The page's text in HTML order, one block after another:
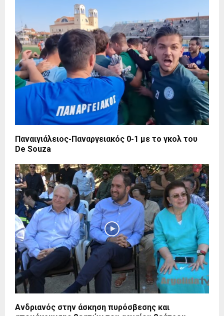
Παναιγιάλειος-Παναργειακός 0-1 με το γκολ του
De Souza
Ανδριανός στην άσκηση πυρόσβεσης και